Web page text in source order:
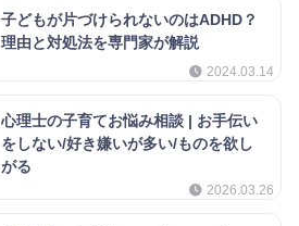
子どもが片づけられないのはADHD？
理由と対処法を専門家が解説
2024.03.14
心理士の子育てお悩み相談 | お手伝い
をしない/好き嫌いが多い/ものを欲し
がる
2026.03.26